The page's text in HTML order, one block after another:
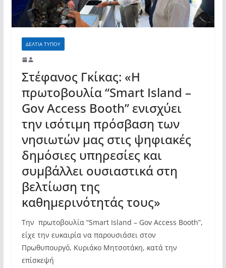
ΔΕΛΤΙΑ ΤΥΠΟΥ
Στέφανος Γκίκας: «Η
πρωτοβουλία “Smart Island –
Gov Access Booth” ενισχύει
την ισότιμη πρόσβαση των
νησιωτών μας στις ψηφιακές
δημόσιες υπηρεσίες και
συμβάλλει ουσιαστικά στη
βελτίωση της
καθημερινότητάς τους»
Tην πρωτοβουλία “Smart Island – Gov Access Booth”,
είχε την ευκαιρία να παρουσιάσει στον
Πρωθυπουργό, Κυριάκο Μητσοτάκη, κατά την
επίσκεψή